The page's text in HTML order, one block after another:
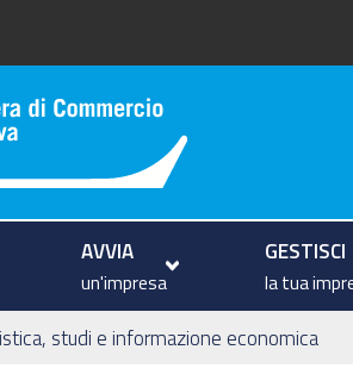
di Genova
AVVIA
un'impresa
GESTISCI
la tua
studi e informazione economica